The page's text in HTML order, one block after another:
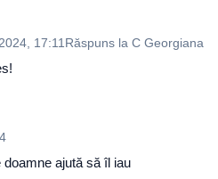
17:11 Răspuns la C Georgiana
ajută să îl iau